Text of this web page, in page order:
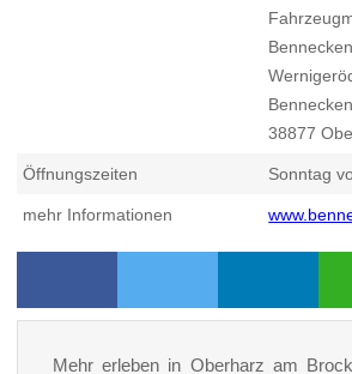
38877
Öffnungszeiten Sonntag
mehr Informationen
Mehr erleben in Oberharz am